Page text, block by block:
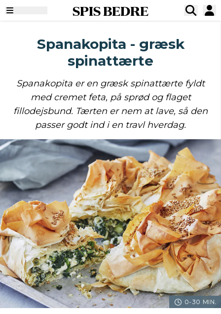
SPIS BEDRE
Spanakopita - græsk
spinattærte
Spanakopita er en græsk spinattærte fyldt
med cremet feta, på sprød og flaget
fillodejsbund. Tærten er nem at lave, så den
passer godt ind i en travl hverdag.
0-30 MIN.